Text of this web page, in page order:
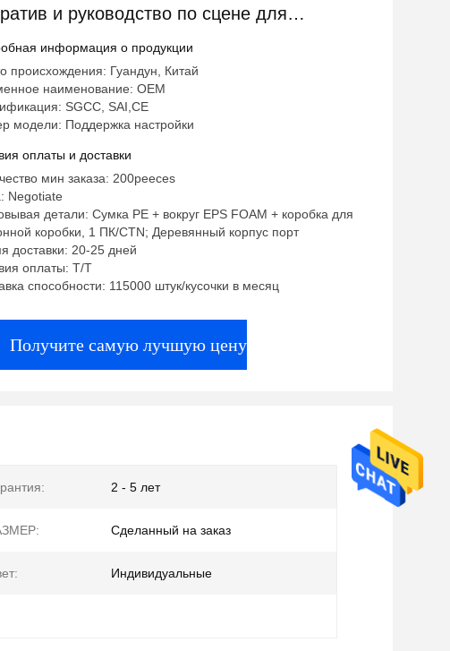
и руководство по сцене для
художественного стекла
формы
информация о продукции
происхождения: Гуандун, Китай
наименование: OEM
SGCC, SAI,CE
модели: Поддержка настройки
оплаты и доставки
мин заказа: 200peeces
Negotiate
детали: Сумка PE + вокруг EPS FOAM + коробка для
коробки, 1 ПК/CTN; Деревянный корпус порт
доставки: 20-25 дней
оплаты: Т/Т
способности: 115000 штук/кусочки в месяц
Получите самую лучшую цену
2 - 5 лет
Сделанный на заказ
Индивидуальные